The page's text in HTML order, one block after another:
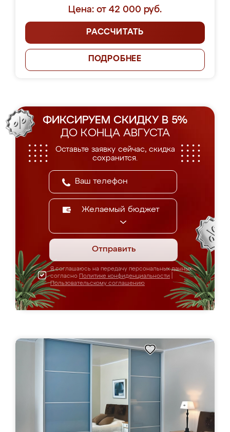
Цена: от 42 000 руб.
РАССЧИТАТЬ
ПОДРОБНЕЕ
ФИКСИРУЕМ СКИДКУ В 5%
ДО КОНЦА АВГУСТА
Оставьте заявку сейчас, скидка
сохранится.
Желаемый бюджет
Отправить
Я соглашаюсь на передачу персональных данных
согласно Политике конфиденциальности
Пользовательскому соглашению